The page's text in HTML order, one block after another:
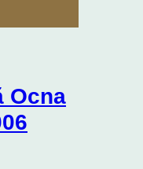
Ocna